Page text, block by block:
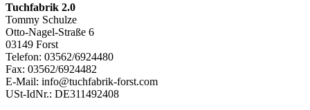
Tuchfabrik 2.0
Tommy Schulze
Otto-Nagel-Straße 6
03149 Forst
Telefon: 03562/6924480
Fax: 03562/6924482
E-Mail: info@tuchfabrik-forst.com
USt-IdNr.: DE311492408